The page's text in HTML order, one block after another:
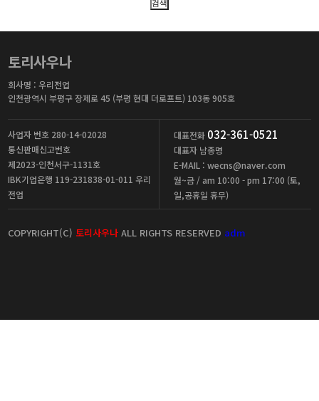
토리사우나
회사명 : 우리전업
인천광역시 부평구 장제로 45 (부평 현대 더로프트) 103동 905호
사업자 번호 280-14-02028
통신판매신고번호
제2023-인천서구-1131호
IBK기업은행 119-231838-01-011 우리
전업
대표전화 032-361-0521
대표자 남종명
E-MAIL : wecns@naver.com
월~금 / am 10:00 - pm 17:00 (토,
일,공휴일 휴무)
COPYRIGHT(C) 토리사우나 ALL RIGHTS RESERVED adm